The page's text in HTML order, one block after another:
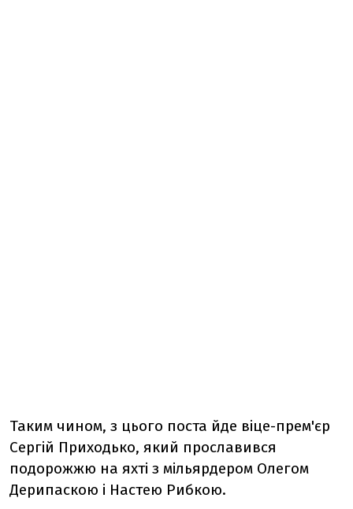
Таким чином, з цього поста йде віце-прем'єр
Сергій Приходько, який прославився
подорожжю на яхті з мільярдером Олегом
Дерипаскою і Настею Рибкою.